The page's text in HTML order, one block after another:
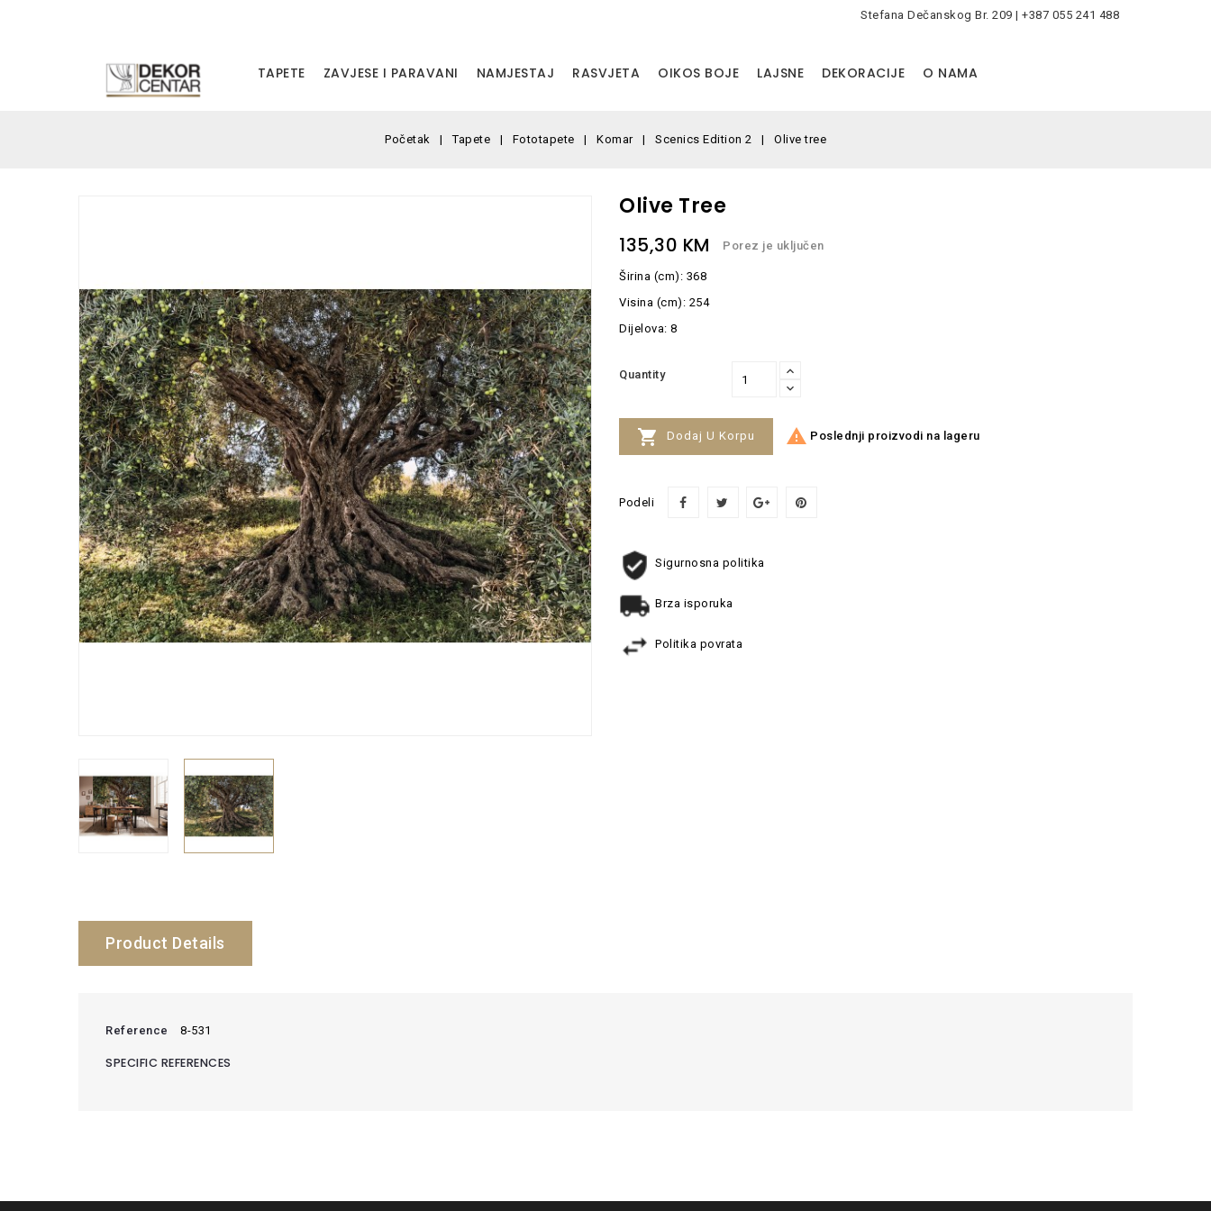
Stefana Dečanskog Br. 209 | +387 055 241 488
TAPETE ZAVJESE I PARAVANI NAMJESTAJ RASVJETA OIKOS BOJE LAJSNE DEKORACIJE O NAMA
Početak Tapete Fototapete Komar Scenics Edition 2 Olive tree
Olive Tree
135,30 KM Porez je uključen
Širina (cm): 368
Visina (cm): 254
Dijelova: 8
Quantity
 Dodaj U Korpu  Poslednji proizvodi na lageru
Podeli
Sigurnosna politika
Brza isporuka
Politika povrata
Product Details
Reference 8-531
SPECIFIC REFERENCES